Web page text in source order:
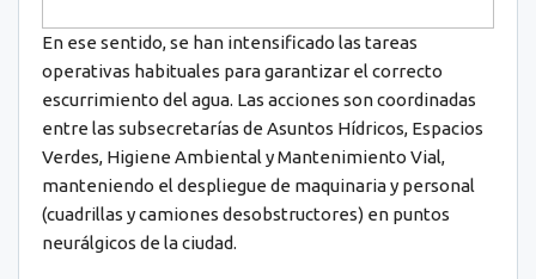
En ese sentido, se han intensificado las tareas
operativas habituales para garantizar el correcto
escurrimiento del agua. Las acciones son coordinadas
entre las subsecretarías de Asuntos Hídricos, Espacios
Verdes, Higiene Ambiental y Mantenimiento Vial,
manteniendo el despliegue de maquinaria y personal
(cuadrillas y camiones desobstructores) en puntos
neurálgicos de la ciudad.